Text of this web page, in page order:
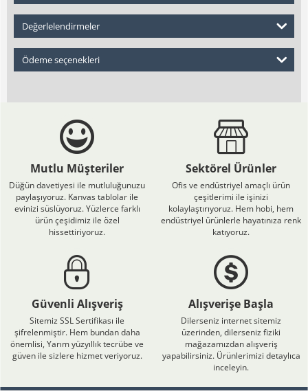
Değerlelendirmeler
Ödeme seçenekleri
Mutlu Müşteriler
Düğün davetiyesi ile mutluluğunuzu
paylaşıyoruz. Kanvas tablolar ile
evinizi süslüyoruz. Yüzlerce farklı
ürün çeşidimiz ile özel
hissettiriyoruz.
Sektörel Ürünler
Ofis ve endüstriyel amaçlı ürün
çeşitlerimi ile işinizi
kolaylaştırıyoruz. Hem hobi, hem
endüstriyel ürünlerle hayatınıza renk
katıyoruz.
Güvenli Alışveriş
Sitemiz SSL Sertifikası ile
şifrelenmiştir. Hem bundan daha
önemlisi, Yarım yüzyıllık tecrübe ve
güven ile sizlere hizmet veriyoruz.
Alışverişe Başla
Dilerseniz internet sitemiz
üzerinden, dilerseniz fiziki
mağazamızdan alışveriş
yapabilirsiniz. Ürünlerimizi detaylıca
inceleyin.